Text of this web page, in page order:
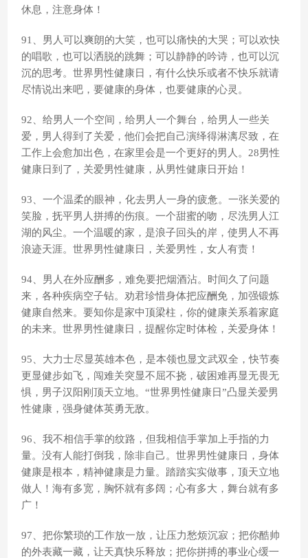
休息，注意身体！
91、男人可以爽朗的大笑，也可以痛快的大哭；可以欢快
的唱歌，也可以洒脱的跳舞；可以静静的吟诗，也可以沉
沉的思考。世界男性健康日，有什么快乐或者不快乐就请
尽情说出来吧，要健康的身体，也要健康的心灵。
92、给男人一个空间，给男人一个舞台，给男人一些关
爱，男人得到了关爱，他们会把自己演绎得淋漓尽致，在
工作上会愈加出色，在家里会是一个更好的男人。28男性
健康日到了，关爱男性健康，从男性健康日开始！
93、一个温柔的眼神，化去男人一身的疲惫。一张关爱的
笑脸，抚平男人拼搏的伤痕。一个甜蜜的吻，尽洗男人江
湖的风尘。一个温暖的家，是浪子回头的岸，使男人不再
浪迹天涯。世界男性健康日，关爱男性，女人有责！
94、男人在外应酬多，难免要把烟酒沾。时间久了问题
来，各种疾病空子钻。劝君珍惜身体把应酬免，加强锻炼
健康自然来。要知你是家中顶梁柱，你的健康关系着家庭
的未来。世界男性健康日，提醒你定时体检，关爱身体！
95、大力士尽显英雄本色，是本领也显文武双全，快节奏
更显健步如飞，闯难关突显不屈不挠，破困难再显无畏无
惧，男子汉阳刚顶天立地。“世界男性健康日”凸显关爱男
性健康，强身健体英勇无敌。
96、我不相信手掌的纹路，但我相信手掌加上手指的力
量。没有人能打倒我，除非自己。世界男性健康日，身体
健康是根本，精神健康是力量。踏踏实实做事，顶天立地
做人！海有多宽，胸怀就有多阔；心有多大，舞台就有多
广！
97、把你繁琐的工作放一放，让压力愁烦沉寂；把你酷帅
的外表藏一藏，让天真快乐释放；把你拼搏的事业心缓一